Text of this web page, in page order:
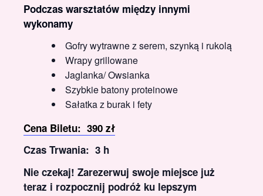
Podczas warsztatów między innymi
wykonamy
Gofry wytrawne z serem, szynką i rukolą
Wrapy grillowane
Jaglanka/ Owsianka
Szybkie batony proteinowe
Sałatka z burak i fety
Cena Biletu: 390 zł
Czas Trwania: 3 h
Nie czekaj! Zarezerwuj swoje miejsce już
teraz i rozpocznij podróż ku lepszym